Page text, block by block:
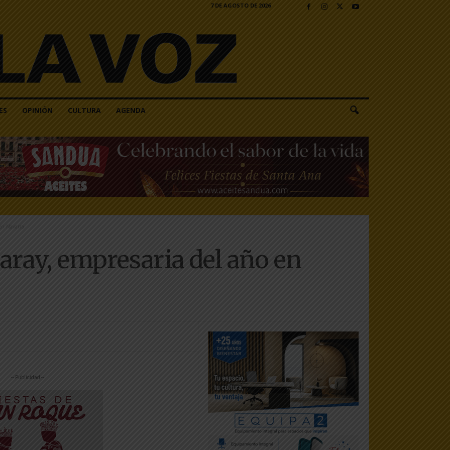
7 DE AGOSTO DE 2026
OPINIÓN CULTURA AGENDA
Navarra
empresaria del año en
-- Publicidad --